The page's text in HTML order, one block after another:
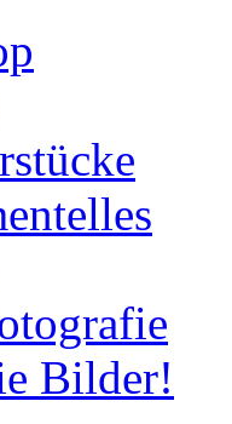
Bilder!